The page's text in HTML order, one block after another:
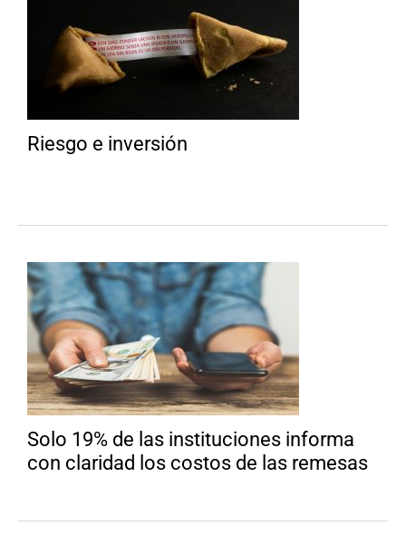
Riesgo e inversión
Solo 19% de las instituciones informa
con claridad los costos de las remesas